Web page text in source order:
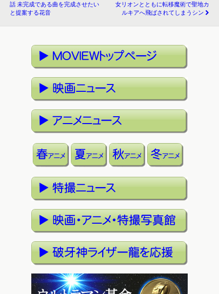
話 未完成である曲を完成させたい
と提案する花音
女リオンとともに転移魔術で聖地カ
ルキアへ飛ばされてしまうシン